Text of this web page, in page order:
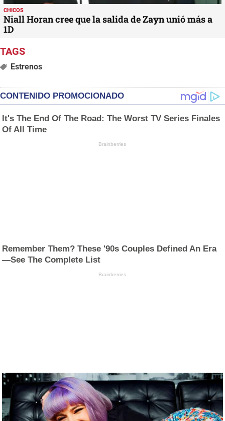
CHICOS
Niall Horan cree que la salida de Zayn unió más a
1D
Estrenos
CONTENIDO PROMOCIONADO
It's The End Of The Road: The Worst TV Series Finales
Of All Time
Brainberries
Remember Them? These '90s Couples Defined An Era
—See The Complete List
Brainberries